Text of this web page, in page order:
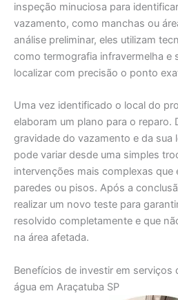
inspeção minuciosa para
vazamento, como manchas ou
análise preliminar, eles utilizam
como termografia infravermelha e
localizar com precisão o ponto
Uma vez identificado o local do
elaboram um plano para o reparo.
gravidade do vazamento e da sua
pode variar desde uma simples
intervenções mais complexas que
paredes ou pisos. Após a
realizar um novo teste para
resolvido completamente e que
na área afetada.
Benefícios de investir em serviços
água em Araçatuba SP